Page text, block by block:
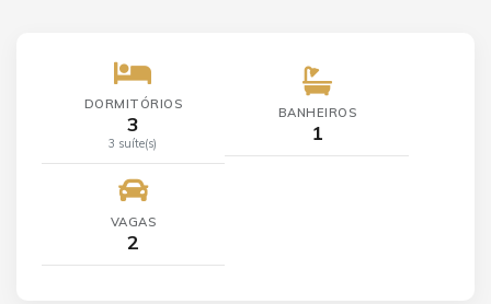
DORMITÓRIOS
3
3 suíte(s)
BANHEIROS
1
VAGAS
2